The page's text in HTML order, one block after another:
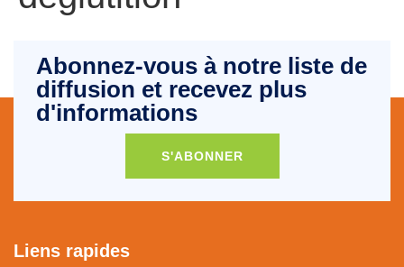
Abonnez-vous à notre liste de
diffusion et recevez plus
d'informations
S'ABONNER
Liens rapides